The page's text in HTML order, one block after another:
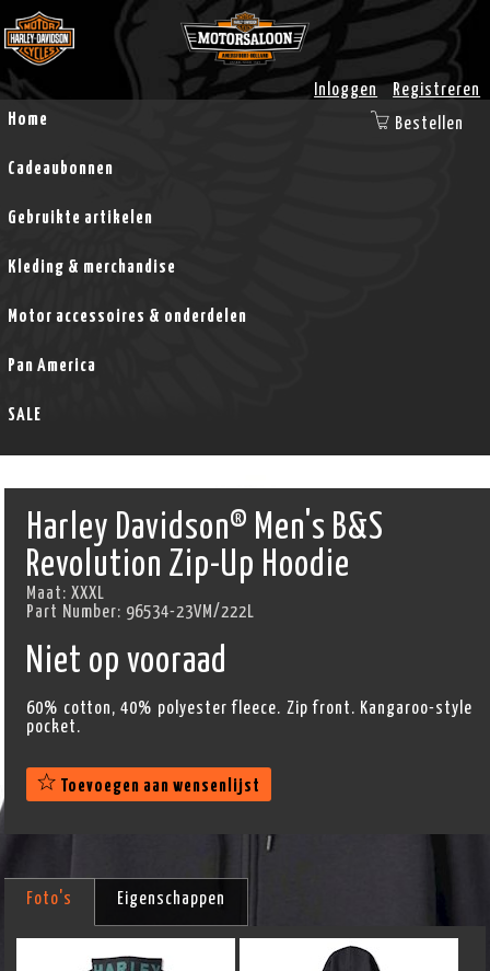
Inloggen
Registreren
Home
Cadeaubonnen
Gebruikte artikelen
Kleding & merchandise
Motor accessoires & onderdelen
Pan America
SALE
Bestellen
Harley Davidson® Men's B&S
Revolution Zip-Up Hoodie
Maat:XXXL
Part Number: 96534-23VM/222L
Niet op vooraad
60% cotton, 40% polyester fleece. Zip front. Kangaroo-style
pocket.
Toevoegen aan wensenlijst
Foto's Eigenschappen